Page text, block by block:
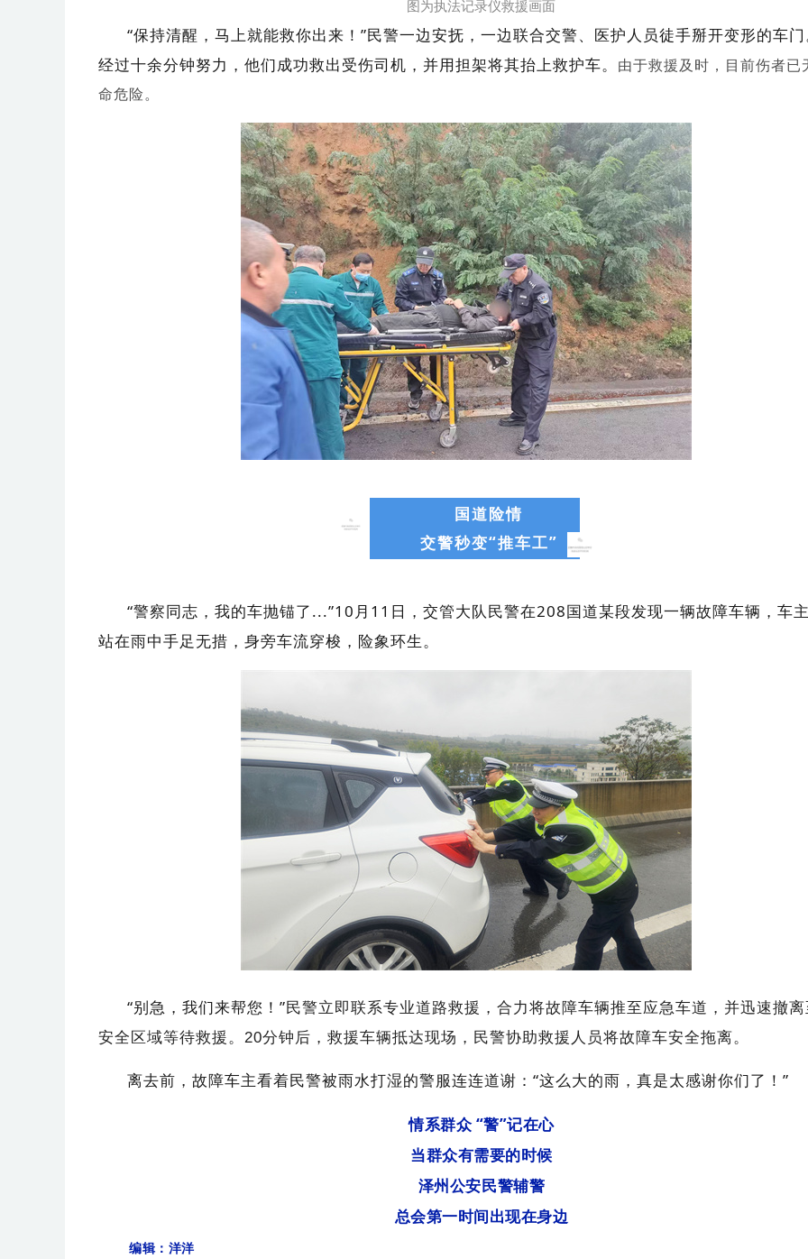
图为执法记录仪救援画面
“保持清醒，马上就能救你出来！”民警一边安抚，一边联合交警、医护人员徒手掰开变形的车
经过十余分钟努力，他们成功救出受伤司机，并用担架将其抬上救护车。
由于救援及时，目前伤者已
命危险。
国道险情
交警秒变“推车工”
“警察同志，我的车抛锚了...”10月11日，交管大队民警在208国道某段发现一辆故障车辆，车
站在雨中手足无措，身旁车流穿梭，险象环生。
“别急，我们来帮您！”民警立即联系专业道路救援，合力将故障车辆推至应急车道，并迅速撤
安全区域等待救援。20分钟后，救援车辆抵达现场，民警协助救援人员将故障车安全拖离。
离去前，故障车主看着民警被雨水打湿的警服连连道谢：“这么大的雨，真是太感谢你们了！”
情系群众 “警”记在心
当群众有需要的时候
泽州公安民警辅警
总会第一时间出现在身边
编辑：洋洋